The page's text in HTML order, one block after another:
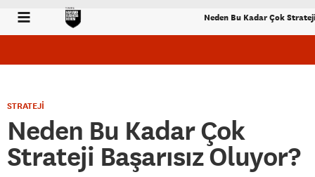
Neden Bu Kadar Çok
STRATEJİ
Neden Bu Kadar Çok
Strateji Başarısız Oluyor?